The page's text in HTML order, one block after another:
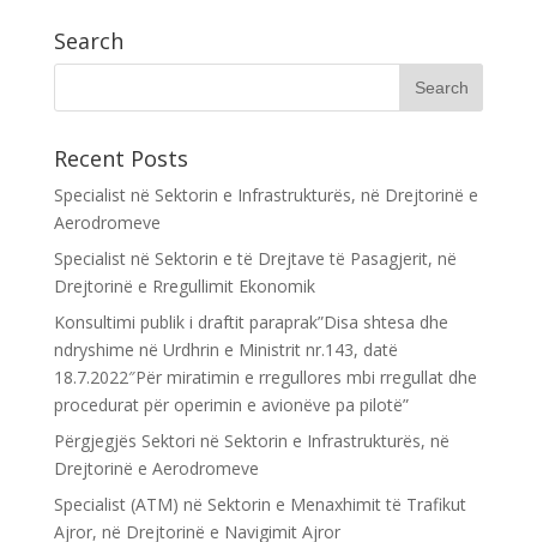
Search
Recent Posts
Specialist në Sektorin e Infrastrukturës, në Drejtorinë e
Aerodromeve
Specialist në Sektorin e të Drejtave të Pasagjerit, në
Drejtorinë e Rregullimit Ekonomik
Konsultimi publik i draftit paraprak”Disa shtesa dhe
ndryshime në Urdhrin e Ministrit nr.143, datë
18.7.2022″Për miratimin e rregullores mbi rregullat dhe
procedurat për operimin e avionëve pa pilotë”
Përgjegjës Sektori në Sektorin e Infrastrukturës, në
Drejtorinë e Aerodromeve
Specialist (ATM) në Sektorin e Menaxhimit të Trafikut
Ajror, në Drejtorinë e Navigimit Ajror